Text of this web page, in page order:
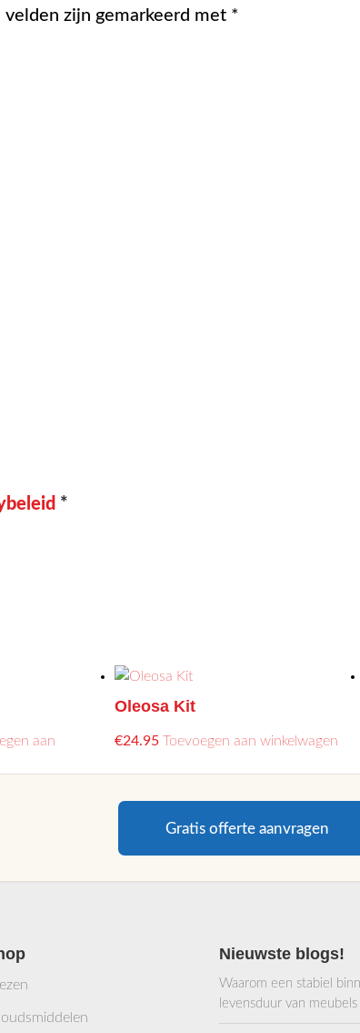
velden zijn gemarkeerd met *
*
aan
Oleosa Kit
€24.95 Toevoegen aan winkelwagen
Gratis offerte aanvragen
Nieuwste blogs!
Waarom een stabiel
levensduur van meubels